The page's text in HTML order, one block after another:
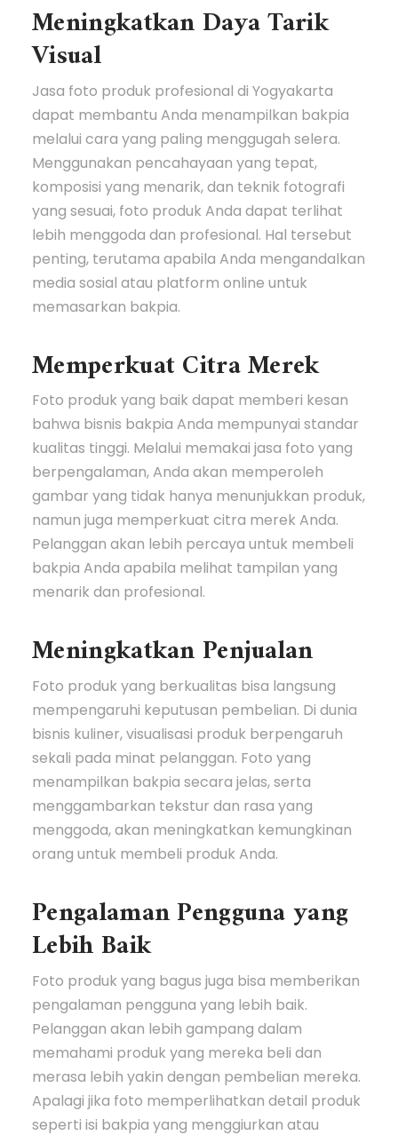
Meningkatkan Daya Tarik
Visual
Jasa foto produk profesional di Yogyakarta
dapat membantu Anda menampilkan bakpia
melalui cara yang paling menggugah selera.
Menggunakan pencahayaan yang tepat,
komposisi yang menarik, dan teknik fotografi
yang sesuai, foto produk Anda dapat terlihat
lebih menggoda dan profesional. Hal tersebut
penting, terutama apabila Anda mengandalkan
media sosial atau platform online untuk
memasarkan bakpia.
Memperkuat Citra Merek
Foto produk yang baik dapat memberi kesan
bahwa bisnis bakpia Anda mempunyai standar
kualitas tinggi. Melalui memakai jasa foto yang
berpengalaman, Anda akan memperoleh
gambar yang tidak hanya menunjukkan produk,
namun juga memperkuat citra merek Anda.
Pelanggan akan lebih percaya untuk membeli
bakpia Anda apabila melihat tampilan yang
menarik dan profesional.
Meningkatkan Penjualan
Foto produk yang berkualitas bisa langsung
mempengaruhi keputusan pembelian. Di dunia
bisnis kuliner, visualisasi produk berpengaruh
sekali pada minat pelanggan. Foto yang
menampilkan bakpia secara jelas, serta
menggambarkan tekstur dan rasa yang
menggoda, akan meningkatkan kemungkinan
orang untuk membeli produk Anda.
Pengalaman Pengguna yang
Lebih Baik
Foto produk yang bagus juga bisa memberikan
pengalaman pengguna yang lebih baik.
Pelanggan akan lebih gampang dalam
memahami produk yang mereka beli dan
merasa lebih yakin dengan pembelian mereka.
Apalagi jika foto memperlihatkan detail produk
seperti isi bakpia yang menggiurkan atau